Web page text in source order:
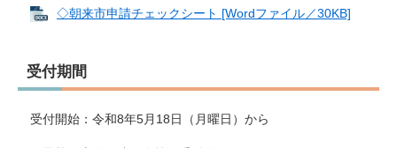
◇朝来市申請チェックシート [Wordファイル／30KB]
受付期間
受付開始：令和8年5月18日（月曜日）から